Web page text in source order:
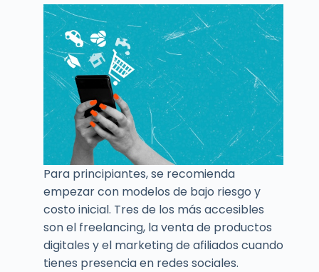
Para principiantes, se recomienda
empezar con modelos de bajo riesgo y
costo inicial. Tres de los más accesibles
son el freelancing, la venta de productos
digitales y el marketing de afiliados cuando
tienes presencia en redes sociales.